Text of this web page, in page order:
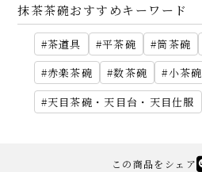
抹茶茶碗おすすめキーワード
茶道具 平茶碗 筒茶碗
赤楽茶碗
数茶碗
小茶碗
天目茶碗・天目台・天目仕服
この商品をシェア